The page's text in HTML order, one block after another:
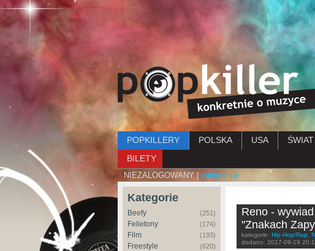
Menu główne
POPKILLERY POLSKA USA ŚWIAT
BILETY
NIEZALOGOWANY | zaloguj się
Kategorie
Beefy (251)
Felietony (174)
Film (193)
Freestyle (620)
Reno -
"Znakach
kategorie: Hip-Hop/Rap
dodano: 2017-09-19